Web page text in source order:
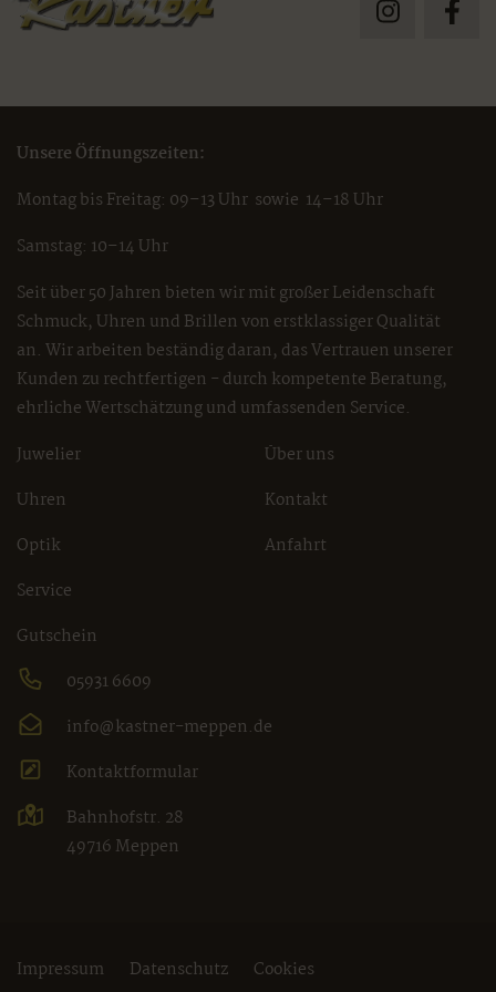
Unsere Öffnungszeiten:
Montag bis Freitag: 09–13 Uhr sowie 14–18 Uhr
Samstag: 10–14 Uhr
Seit über 50 Jahren bieten wir mit großer Leidenschaft
Schmuck, Uhren und Brillen von erstklassiger Qualität
an. Wir arbeiten beständig daran, das Vertrauen unserer
Kunden zu rechtfertigen - durch kompetente Beratung,
ehrliche Wertschätzung und umfassenden Service.
Juwelier
Uhren
Optik
Service
Gutschein
Über uns
Kontakt
Anfahrt
05931 6609
info@kastner-meppen.de
Kontaktformular
Bahnhofstr. 28
49716 Meppen
Impressum Datenschutz Cookies